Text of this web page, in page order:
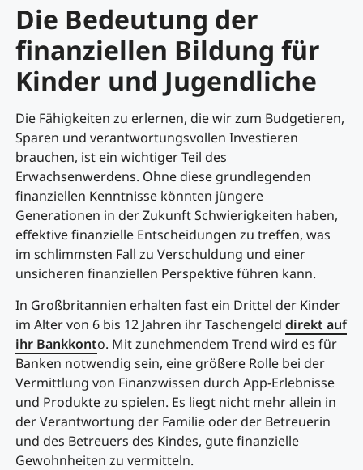
Die Bedeutung der
finanziellen Bildung für
Kinder und Jugendliche
Die Fähigkeiten zu erlernen, die wir zum Budgetieren,
Sparen und verantwortungsvollen Investieren
brauchen, ist ein wichtiger Teil des
Erwachsenwerdens. Ohne diese grundlegenden
finanziellen Kenntnisse könnten jüngere
Generationen in der Zukunft Schwierigkeiten haben,
effektive finanzielle Entscheidungen zu treffen, was
im schlimmsten Fall zu Verschuldung und einer
unsicheren finanziellen Perspektive führen kann.
In Großbritannien erhalten fast ein Drittel der Kinder
im Alter von 6 bis 12 Jahren ihr Taschengeld direkt auf
ihr Bankkonto. Mit zunehmendem Trend wird es für
Banken notwendig sein, eine größere Rolle bei der
Vermittlung von Finanzwissen durch App-Erlebnisse
und Produkte zu spielen. Es liegt nicht mehr allein in
der Verantwortung der Familie oder der Betreuerin
und des Betreuers des Kindes, gute finanzielle
Gewohnheiten zu vermitteln.